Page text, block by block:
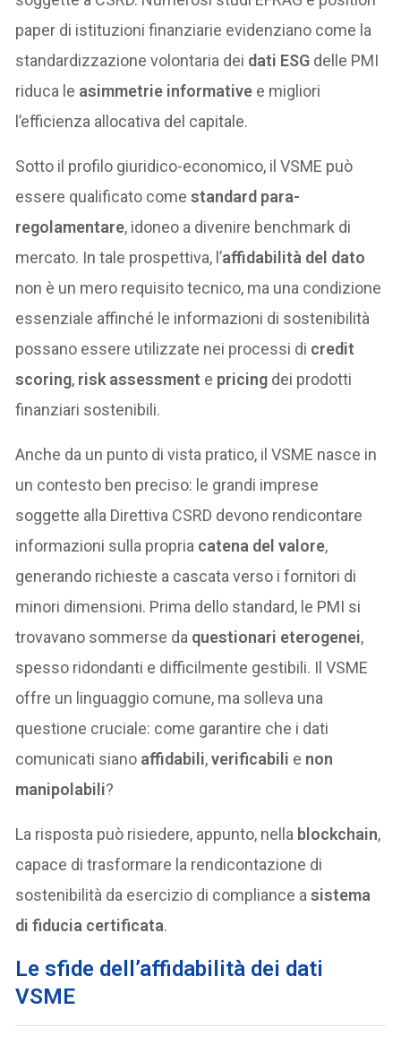
paper di istituzioni finanziarie evidenziano come la
standardizzazione volontaria dei dati ESG delle PMI
riduca le asimmetrie informative e migliori
l’efficienza allocativa del capitale.
Sotto il profilo giuridico-economico, il VSME può
essere qualificato comestandard para-
regolamentare, idoneo a divenire benchmark di
mercato. In tale prospettiva, l’affidabilità del dato
non è un mero requisito tecnico, ma una condizione
essenziale affinché le informazioni di sostenibilità
possano essere utilizzate nei processi di credit
scoring, risk assessment e pricing dei prodotti
finanziari sostenibili.
Anche da un punto di vista pratico, il VSME nasce in
un contesto ben preciso: le grandi imprese
soggette alla Direttiva CSRD devono rendicontare
informazioni sulla propria catena del valore,
generando richieste a cascata verso i fornitori di
minori dimensioni. Prima dello standard, le PMI si
trovavano sommerse da questionari eterogenei,
spesso ridondanti e difficilmente gestibili. Il VSME
offre un linguaggio comune, ma solleva una
questione cruciale: come garantire che i dati
comunicati siano affidabili,verificabili e non
manipolabili?
La risposta può risiedere, appunto, nella blockchain,
capace di trasformare la rendicontazione di
sostenibilità da esercizio di compliance asistema
di fiducia certificata.
Le sfide dell’affidabilità dei dati
VSME